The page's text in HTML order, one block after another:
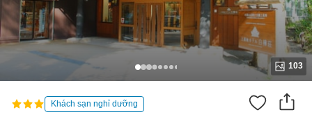
103
Khách sạn nghỉ dưỡng